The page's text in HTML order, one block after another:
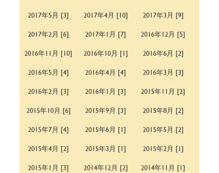
2017年5月 [3]
2017年4月 [10]
2017年3月 [9]
2017年2月 [6]
2017年1月 [7]
2016年12月 [5]
2016年11月 [10]
2016年10月 [1]
2016年6月 [2]
2016年5月 [4]
2016年4月 [4]
2016年3月 [3]
2016年2月 [3]
2016年1月 [3]
2015年11月 [2]
2015年10月 [6]
2015年9月 [3]
2015年8月 [2]
2015年7月 [4]
2015年6月 [1]
2015年5月 [2]
2015年4月 [2]
2015年3月 [1]
2015年2月 [1]
2015年1月 [3]
2014年12月 [2]
2014年11月 [1]